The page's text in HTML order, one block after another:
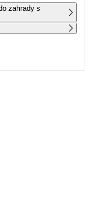
7 8 9
21 22 23